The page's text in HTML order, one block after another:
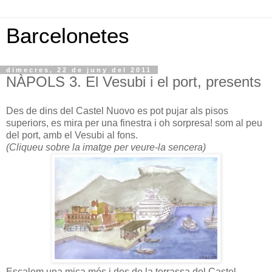
Barcelonetes
dimecres, 22 de juny del 2011
NÀPOLS 3. El Vesubi i el port, presents
Des de dins del Castel Nuovo es pot pujar als pisos
superiors, es mira per una finestra i oh sorpresa! som al peu
del port, amb el Vesubi al fons.
(Cliqueu sobre la imatge per veure-la sencera)